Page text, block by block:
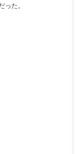
った。